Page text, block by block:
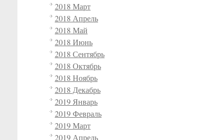
2018 Март
2018 Апрель
2018 Май
2018 Июнь
2018 Сентябрь
2018 Октябрь
2018 Ноябрь
2018 Декабрь
2019 Январь
2019 Февраль
2019 Март
2019 Апрель